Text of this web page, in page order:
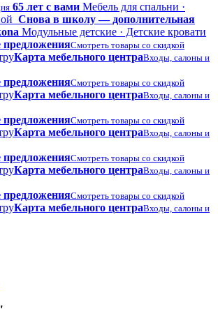
65 лет с вами Мебель для спальни ·
Снова в школу — дополнительная
Модульные детские · Детские кровати
Смотреть товары со скидкой
Карта мебельного центраВходы, салоны и
Смотреть товары со скидкой
Карта мебельного центраВходы, салоны и
Смотреть товары со скидкой
Карта мебельного центраВходы, салоны и
Смотреть товары со скидкой
Карта мебельного центраВходы, салоны и
Смотреть товары со скидкой
Карта мебельного центраВходы, салоны и